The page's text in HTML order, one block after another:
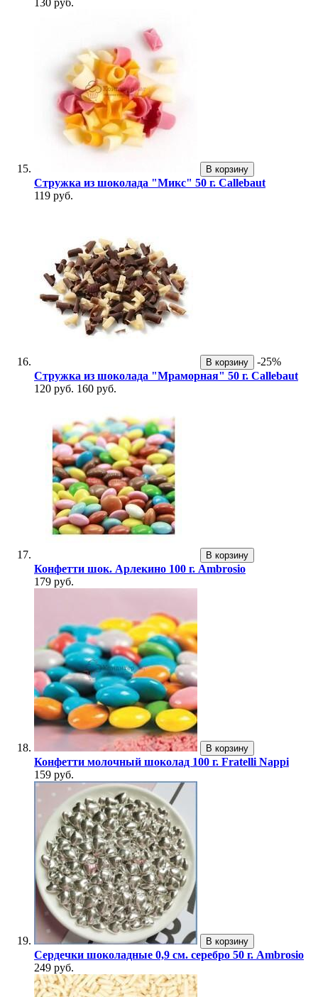
130 руб.
В корзину
Стружка из шоколада "Микс" 50 г. Callebaut
119 руб.
В корзину
-25%
Стружка из шоколада "Мраморная" 50 г. Callebaut
120 руб. 160 руб.
В корзину
Конфетти шок. Арлекино 100 г. Ambrosio
179 руб.
В корзину
Конфетти молочный шоколад 100 г. Fratelli Nappi
159 руб.
В корзину
Сердечки шоколадные 0,9 см. серебро 50 г. Ambrosio
249 руб.